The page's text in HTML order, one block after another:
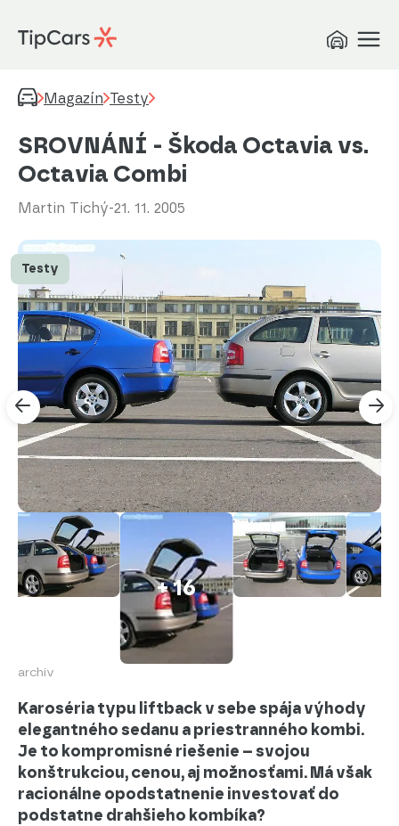
Magazín Testy
SROVNÁNÍ - Škoda Octavia vs.
Octavia Combi
Martin Tichý-21. 11. 2005
+ 16
archiv
Testy
Karoséria typu liftback v sebe spája výhody
elegantného sedanu a priestranného kombi.
Je to kompromisné riešenie – svojou
konštrukciou, cenou, aj možnosťami. Má však
racionálne opodstatnenie investovať do
podstatne drahšieho kombíka?